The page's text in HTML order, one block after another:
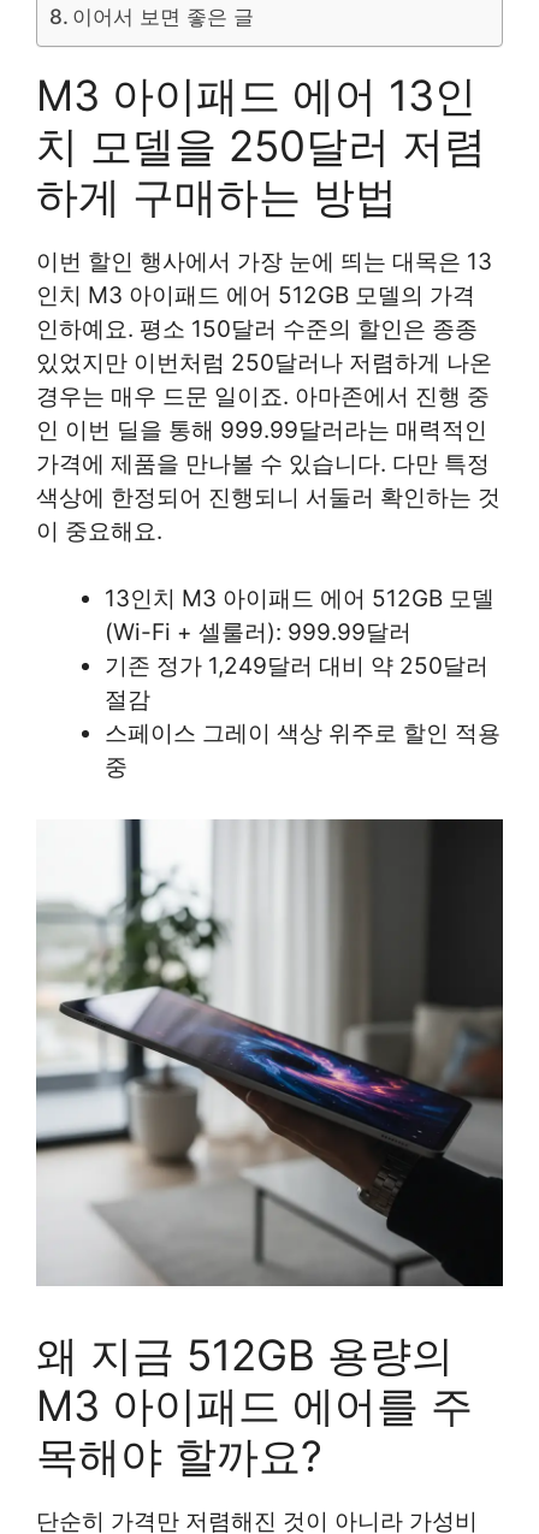
이어서 보면 좋은 글
M3 아이패드 에어 13인
치 모델을 250달러 저렴
하게 구매하는 방법
이번 할인 행사에서 가장 눈에 띄는 대목은 13
인치 M3 아이패드 에어 512GB 모델의 가격
인하예요. 평소 150달러 수준의 할인은 종종
있었지만 이번처럼 250달러나 저렴하게 나온
경우는 매우 드문 일이죠. 아마존에서 진행 중
인 이번 딜을 통해 999.99달러라는 매력적인
가격에 제품을 만나볼 수 있습니다. 다만 특정
색상에 한정되어 진행되니 서둘러 확인하는 것
이 중요해요.
13인치 M3 아이패드 에어 512GB 모델
(Wi-Fi + 셀룰러): 999.99달러
기존 정가 1,249달러 대비 약 250달러
절감
스페이스 그레이 색상 위주로 할인 적용
중
왜 지금 512GB 용량의
M3 아이패드 에어를 주
목해야 할까요?
단순히 가격만 저렴해진 것이 아니라 가성비